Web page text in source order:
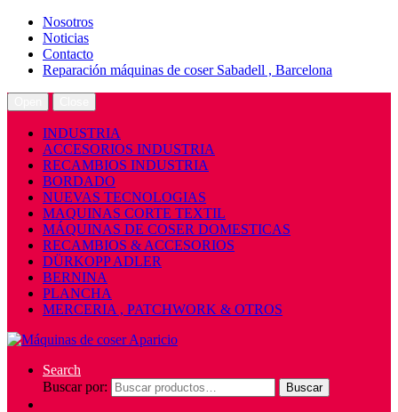
Nosotros
Noticias
Contacto
Reparación máquinas de coser Sabadell , Barcelona
INDUSTRIA
ACCESORIOS INDUSTRIA
RECAMBIOS INDUSTRIA
BORDADO
NUEVAS TECNOLOGIAS
MAQUINAS CORTE TEXTIL
MÁQUINAS DE COSER DOMESTICAS
RECAMBIOS & ACCESORIOS
DÜRKOPP ADLER
BERNINA
PLANCHA
MERCERIA , PATCHWORK & OTROS
Search
Buscar por:
Buscar